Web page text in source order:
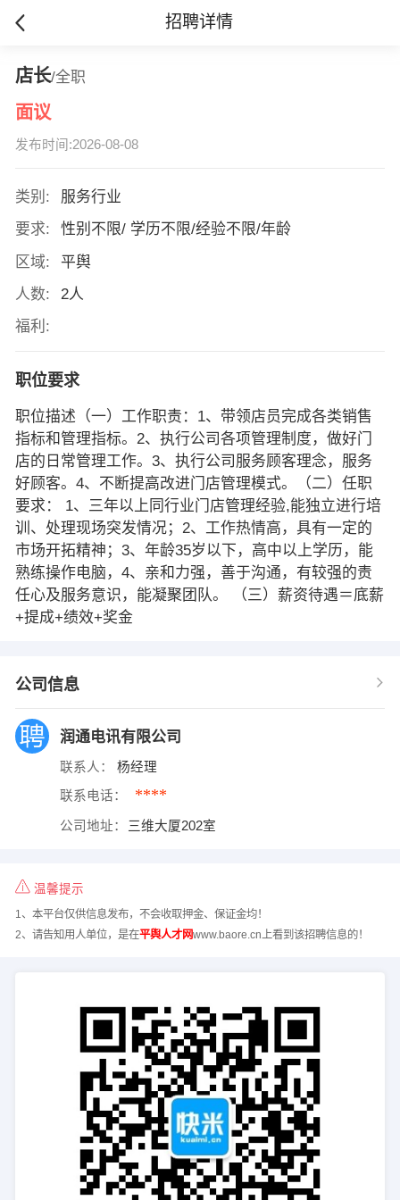
招聘详情
店长/全职
面议
发布时间:2026-08-08
类别:
服务行业
要求:
性别不限/ 学历不限/经验不限/年龄
区域:
平舆
人数:
2人
福利:
职位要求
职位描述（一）工作职责：1、带领店员完成各类销售
指标和管理指标。2、执行公司各项管理制度，做好门
店的日常管理工作。3、执行公司服务顾客理念，服务
好顾客。4、不断提高改进门店管理模式。（二）任职
要求： 1、三年以上同行业门店管理经验,能独立进行培
训、处理现场突发情况；2、工作热情高，具有一定的
市场开拓精神；3、年龄35岁以下，高中以上学历，能
熟练操作电脑，4、亲和力强，善于沟通，有较强的责
任心及服务意识，能凝聚团队。 （三）薪资待遇＝底薪
+提成+绩效+奖金
公司信息
润通电讯有限公司
联系人： 杨经理
联系电话： ****
公司地址： 三维大厦202室
温馨提示
1、本平台仅供信息发布，不会收取押金、保证金均！
2、请告知用人单位，是在平舆人才网www.baore.cn上看到该招聘信息的！